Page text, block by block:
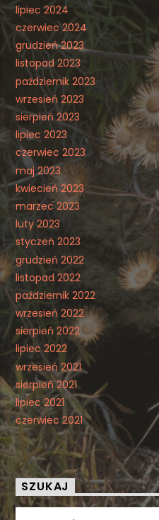
lipiec 2024
czerwiec 2024
grudzień 2023
listopad 2023
październik 2023
wrzesień 2023
sierpień 2023
lipiec 2023
czerwiec 2023
maj 2023
kwiecień 2023
marzec 2023
luty 2023
styczeń 2023
grudzień 2022
listopad 2022
październik 2022
wrzesień 2022
sierpień 2022
lipiec 2022
wrzesień 2021
sierpień 2021
lipiec 2021
czerwiec 2021
SZUKAJ